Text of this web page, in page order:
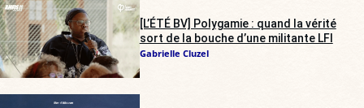
[L’ÉTÉ BV] Polygamie : quand la vérité
sort de la bouche d’une militante LFI
Gabrielle Cluzel